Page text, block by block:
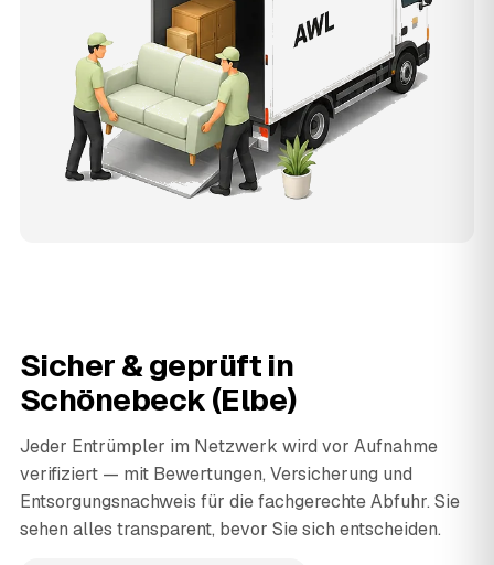
Sicher & geprüft in
Schönebeck (Elbe)
Jeder Entrümpler im Netzwerk wird vor Aufnahme
verifiziert — mit Bewertungen, Versicherung und
Entsorgungsnachweis für die fachgerechte Abfuhr. Sie
sehen alles transparent, bevor Sie sich entscheiden.